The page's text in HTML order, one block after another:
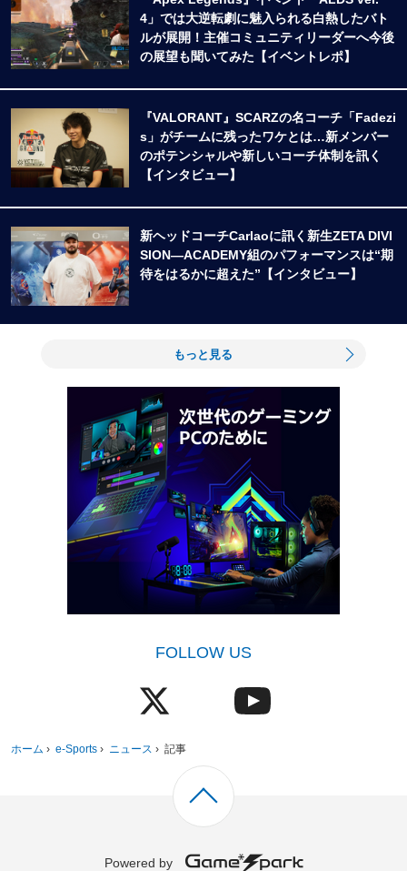
4」では大逆転劇に魅入られる白熱したバト
ルが展開！主催コミュニティリーダーへ今後
の展望も聞いてみた【イベントレポ】
『VALORANT』SCARZの名コーチ「Fadezi
s」がチームに残ったワケとは…新メンバー
のポテンシャルや新しいコーチ体制を訊く
【インタビュー】
新ヘッドコーチCarlaoに訊く新生ZETA DIVI
SION―ACADEMY組のパフォーマンスは“期
待をはるかに超えた”【インタビュー】
もっと見る
FOLLOW US
ホーム › e-Sports › ニュース › 記事
Powered by